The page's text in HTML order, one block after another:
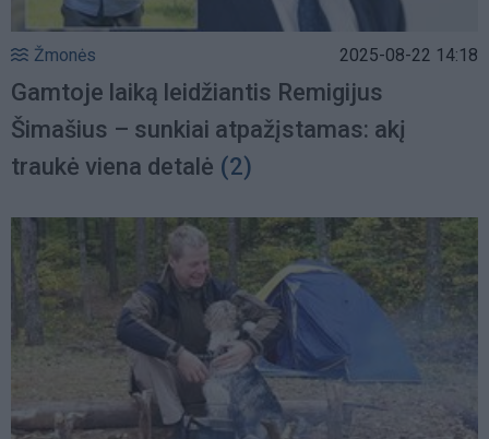
Žmonės 2025-08-22 14:18
Gamtoje laiką leidžiantis Remigijus
Šimašius – sunkiai atpažįstamas: akį
traukė viena detalė (2)